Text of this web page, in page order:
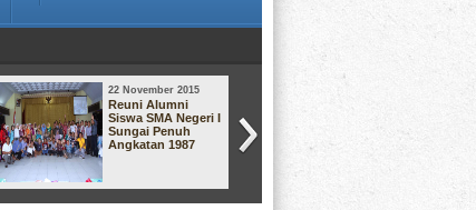
22 November 2015
Reuni Alumni
Siswa SMA Negeri I
Sungai Penuh
Angkatan 1987